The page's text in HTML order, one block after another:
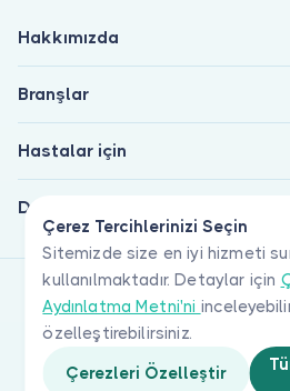
Çerez Tercihlerinizi Seçin
Sitemizde size en iyi hizmeti
kullanılmaktadır. Detaylar için
Aydınlatma Metni'ni
özelleştirebilirsiniz.
Çerezleri Özelleştir
Hakkımızda
Branşlar
Hastalar için
Doktorlar için